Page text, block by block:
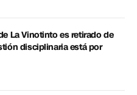
La Vinotinto es retirado de
disciplinaria está por